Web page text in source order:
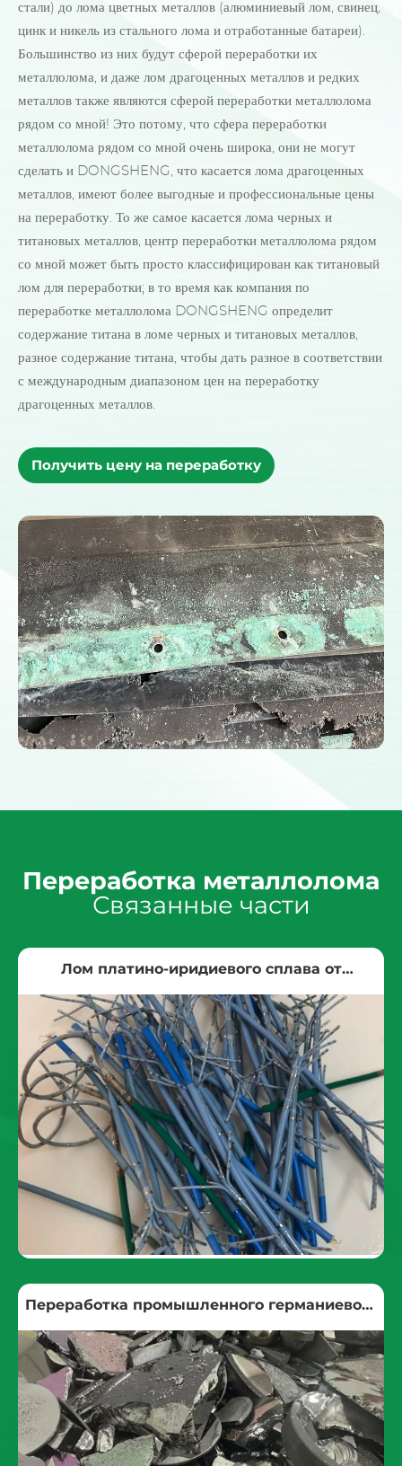
стали) до лома цветных металлов (алюминиевый лом, свинец,
цинк и никель из стального лома и отработанные батареи).
Большинство из них будут сферой переработки их
металлолома, и даже лом драгоценных металлов и редких
металлов также являются сферой переработки металлолома
рядом со мной! Это потому, что сфера переработки
металлолома рядом со мной очень широка, они не могут
сделать и DONGSHENG, что касается лома драгоценных
металлов, имеют более выгодные и профессиональные цены
на переработку. То же самое касается лома черных и
титановых металлов, центр переработки металлолома рядом
со мной может быть просто классифицирован как титановый
лом для переработки; в то время как компания по
переработке металлолома DONGSHENG определит
содержание титана в ломе черных и титановых металлов,
разное содержание титана, чтобы дать разное в соответствии
с международным диапазоном цен на переработку
драгоценных металлов.
Получить цену на переработку
Переработка металлолома
Связанные части
Лом платино-иридиевого сплава от
судостроения
Переработка промышленного германиевого
лома